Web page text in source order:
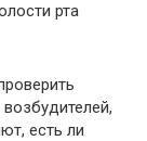
рта
есть ли